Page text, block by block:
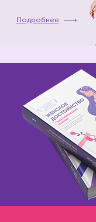
👆
Подробнее